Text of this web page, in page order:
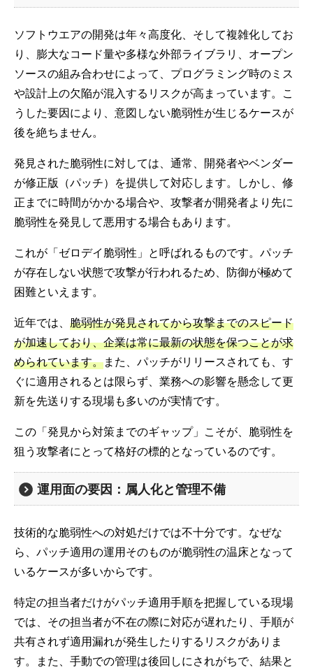
ソフトウエアの開発は年々高度化、そして複雑化してお
り、膨大なコード量や多様な外部ライブラリ、オープン
ソースの組み合わせによって、プログラミング時のミス
や設計上の欠陥が混入するリスクが高まっています。こ
うした要因により、意図しない脆弱性が生じるケースが
後を絶ちません。
発見された脆弱性に対しては、通常、開発者やベンダー
が修正版（パッチ）を提供して対応します。しかし、修
正までに時間がかかる場合や、攻撃者が開発者より先に
脆弱性を発見して悪用する場合もあります。
これが「ゼロデイ脆弱性」と呼ばれるものです。パッチ
が存在しない状態で攻撃が行われるため、防御が極めて
困難といえます。
近年では、 脆弱性が発見されてから攻撃までのスピード
が加速しており、企業は常に最新の状態を保つことが求
められています。また、パッチがリリースされても、す
ぐに適用されるとは限らず、業務への影響を懸念して更
新を先送りする現場も多いのが実情です。
この「発見から対策までのギャップ」こそが、脆弱性を
狙う攻撃者にとって格好の標的となっているのです。
運用面の要因：属人化と管理不備
技術的な脆弱性への対処だけでは不十分です。なぜな
ら、パッチ適用の運用そのものが脆弱性の温床となって
いるケースが多いからです。
特定の担当者だけがパッチ適用手順を把握している現場
では、その担当者が不在の際に対応が遅れたり、手順が
共有されず適用漏れが発生したりするリスクがありま
す。また、手動での管理は後回しにされがちで、結果と